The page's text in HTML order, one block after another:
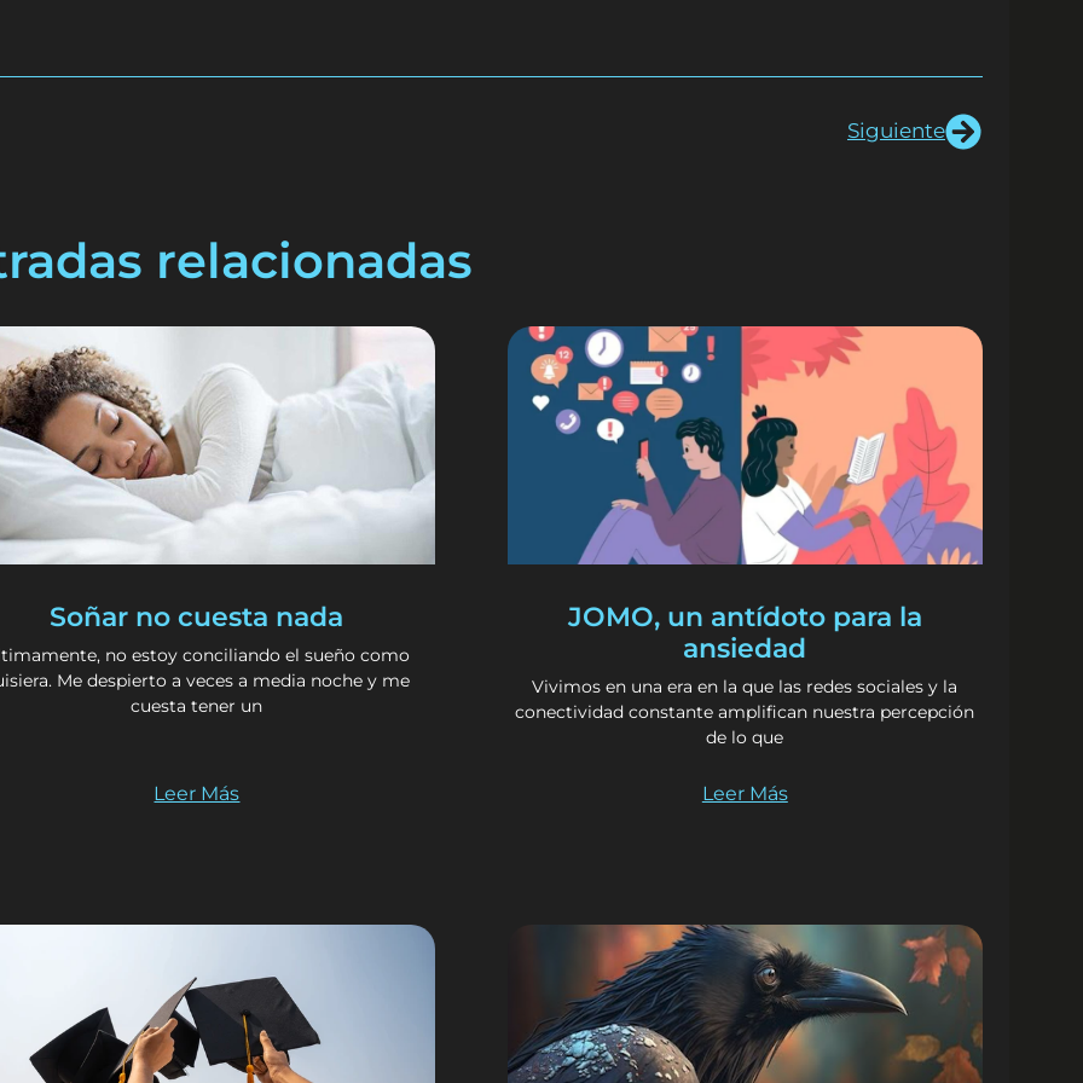
Siguiente
relacionadas
Soñar no cuesta nada
no estoy conciliando el sueño como
Me despierto a veces a media noche y me
cuesta tener un
Leer Más
JOMO, un antídoto para la
ansiedad
Vivimos en una era en la que las redes sociales y la
conectividad constante amplifican nuestra percepción
de lo que
Leer Más